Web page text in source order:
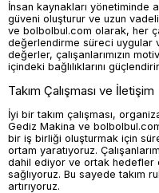
İnsan kaynakları yönetiminde
güveni oluşturur ve uzun
ve bolbolbul.com olarak, her
değerlendirme süreci uygular
değerler, çalışanlarımızın
içindeki bağlılıklarını
Takım Çalışması ve İletişim
İyi bir takım çalışması,
Gediz Makina ve
bir iş birliği oluşturmak için
ortam yaratıyoruz.
dahil ediyor ve ortak hedefler
sağlıyoruz. Bu sayede takım
artırıyoruz.